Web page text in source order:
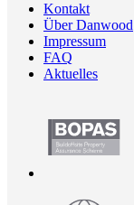
Kontakt
Über Danwood
Impressum
FAQ
Aktuelles